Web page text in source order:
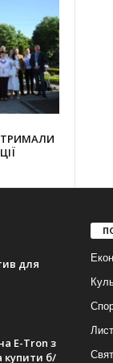
для
E-Tron з
купити б/